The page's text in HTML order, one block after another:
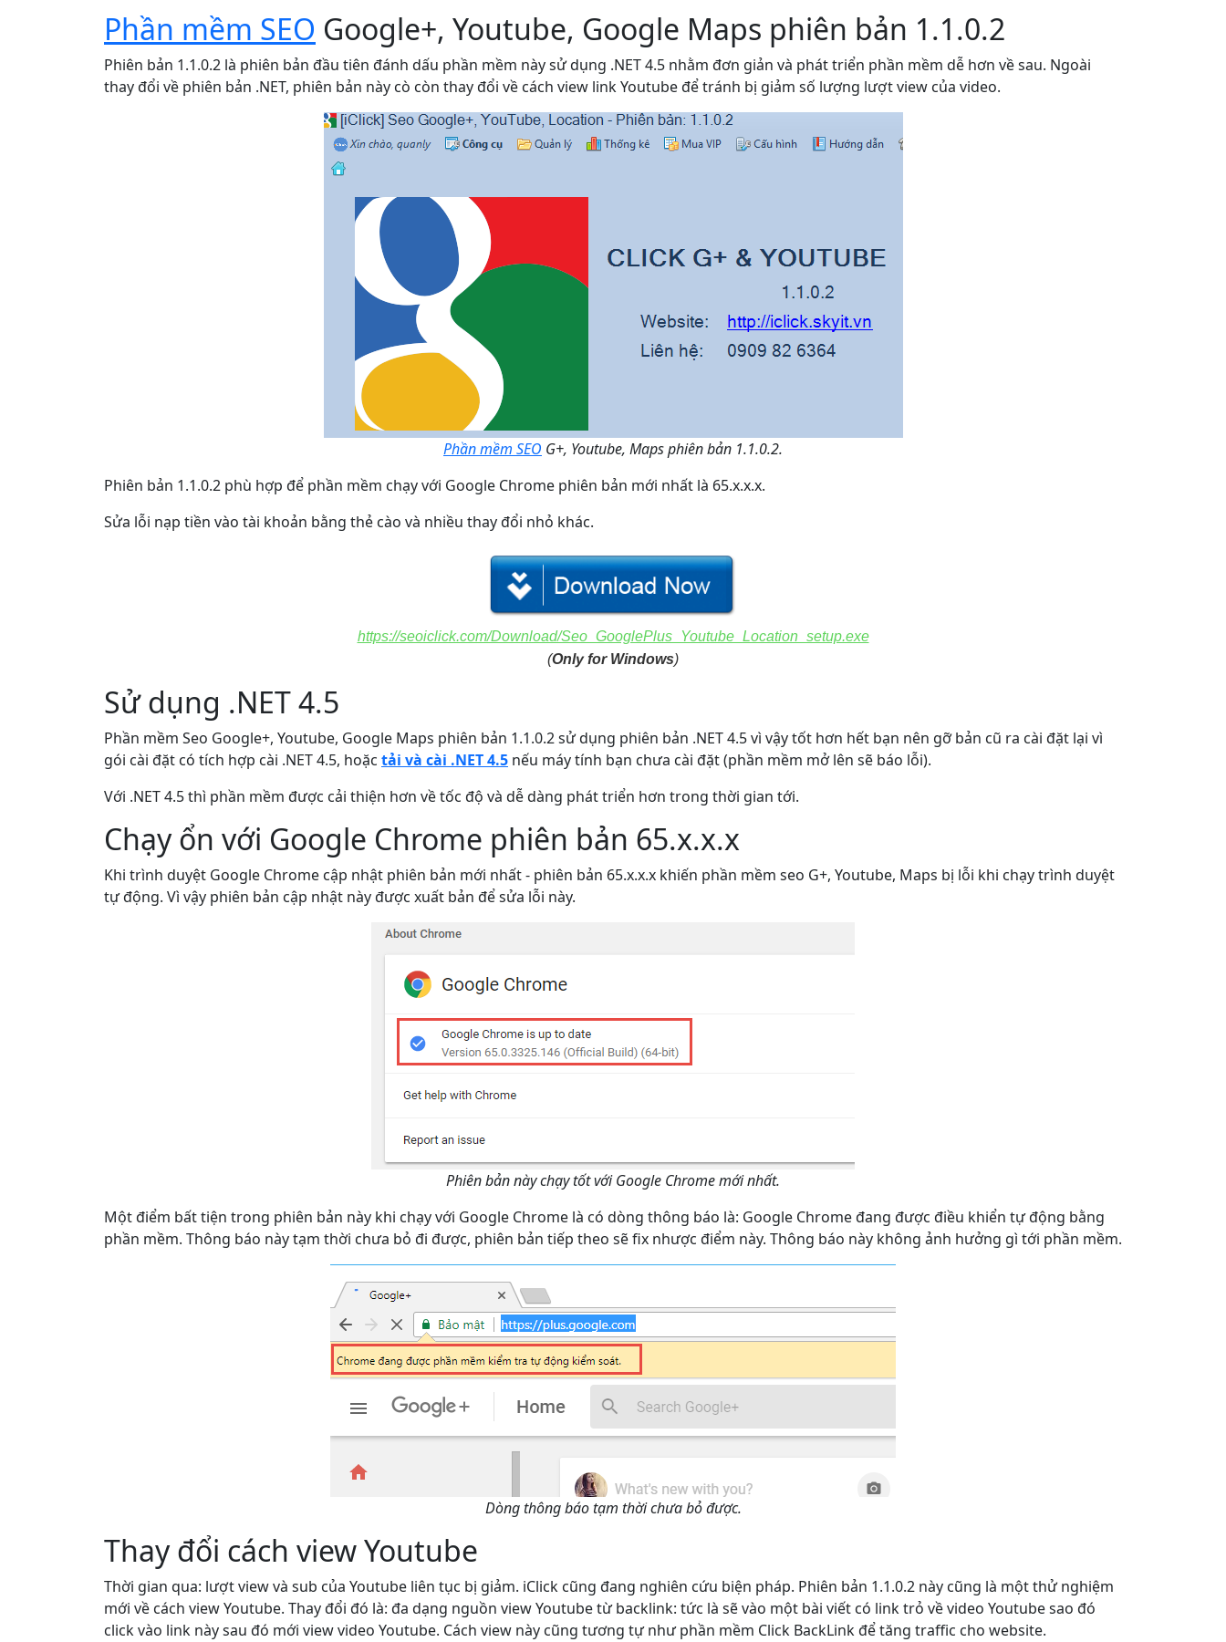
Phần mềm SEO Google+, Youtube, Google Maps phiên bản 1.1.0.2
Phiên bản 1.1.0.2 là phiên bản đầu tiên đánh dấu phần mềm này sử dụng .NET 4.5 nhằm đơn giản và phát triển phần mềm dễ hơn về sau. Ngoài
thay đổi về phiên bản .NET, phiên bản này cò còn thay đổi về cách view link Youtube để tránh bị giảm số lượng lượt view của video.
Phần mềm SEO G+, Youtube, Maps phiên bản 1.1.0.2.
Phiên bản 1.1.0.2 phù hợp để phần mềm chạy với Google Chrome phiên bản mới nhất là 65.x.x.x.
Sửa lỗi nạp tiền vào tài khoản bằng thẻ cào và nhiều thay đổi nhỏ khác.
https://seoiclick.com/Download/Seo_GooglePlus_Youtube_Location_setup.exe
(Only for Windows)
Sử dụng .NET 4.5
Phần mềm Seo Google+, Youtube, Google Maps phiên bản 1.1.0.2 sử dụng phiên bản .NET 4.5 vì vậy tốt hơn hết bạn nên gỡ bản cũ ra cài đặt lại vì
gói cài đặt có tích hợp cài .NET 4.5, hoặc tải và cài .NET 4.5 nếu máy tính bạn chưa cài đặt (phần mềm mở lên sẽ báo lỗi).
Với .NET 4.5 thì phần mềm được cải thiện hơn về tốc độ và dễ dàng phát triển hơn trong thời gian tới.
Chạy ổn với Google Chrome phiên bản 65.x.x.x
Khi trình duyệt Google Chrome cập nhật phiên bản mới nhất - phiên bản 65.x.x.x khiến phần mềm seo G+, Youtube, Maps bị lỗi khi chạy trình duyệt
tự động. Vì vậy phiên bản cập nhật này được xuất bản để sửa lỗi này.
Phiên bản này chạy tốt với Google Chrome mới nhất.
Một điểm bất tiện trong phiên bản này khi chạy với Google Chrome là có dòng thông báo là: Google Chrome đang được điều khiển tự động bằng
phần mềm. Thông báo này tạm thời chưa bỏ đi được, phiên bản tiếp theo sẽ fix nhược điểm này. Thông báo này không ảnh hưởng gì tới phần mềm.
Dòng thông báo tạm thời chưa bỏ được.
Thay đổi cách view Youtube
Thời gian qua: lượt view và sub của Youtube liên tục bị giảm. iClick cũng đang nghiên cứu biện pháp. Phiên bản 1.1.0.2 này cũng là một thử nghiệm
mới về cách view Youtube. Thay đổi đó là: đa dạng nguồn view Youtube từ backlink: tức là sẽ vào một bài viết có link trỏ về video Youtube sao đó
click vào link này sau đó mới view video Youtube. Cách view này cũng tương tự như phần mềm Click BackLink để tăng traffic cho website.